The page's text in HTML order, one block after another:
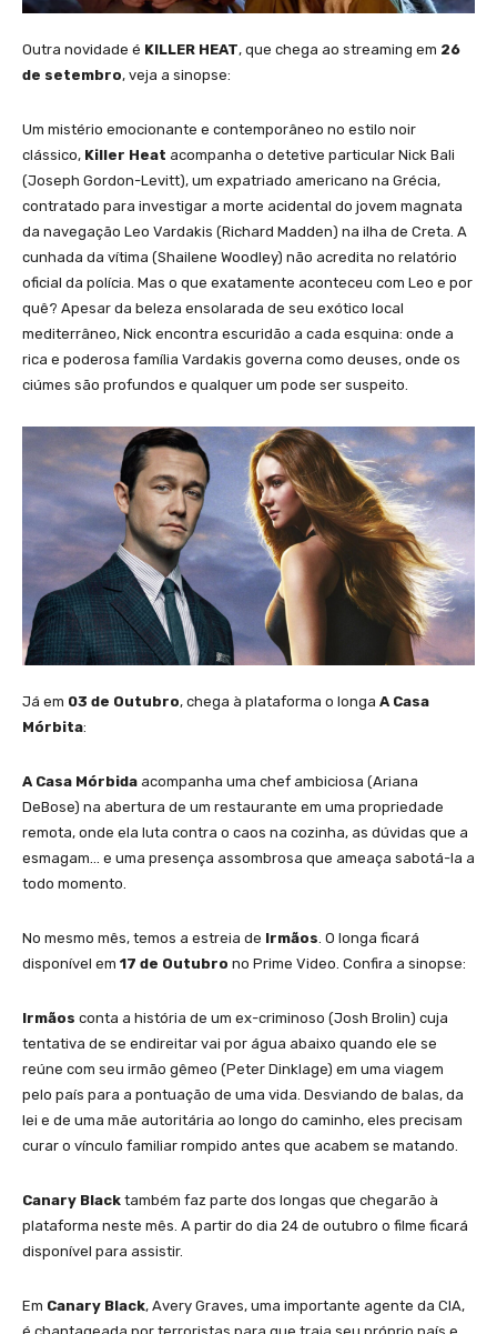
Outra novidade é KILLER HEAT, que chega ao streaming em 26
de setembro, veja a sinopse:
Um mistério emocionante e contemporâneo no estilo noir
clássico, Killer Heat acompanha o detetive particular Nick Bali
(Joseph Gordon-Levitt), um expatriado americano na Grécia,
contratado para investigar a morte acidental do jovem magnata
da navegação Leo Vardakis (Richard Madden) na ilha de Creta. A
cunhada da vítima (Shailene Woodley) não acredita no relatório
oficial da polícia. Mas o que exatamente aconteceu com Leo e por
quê? Apesar da beleza ensolarada de seu exótico local
mediterrâneo, Nick encontra escuridão a cada esquina: onde a
rica e poderosa família Vardakis governa como deuses, onde os
ciúmes são profundos e qualquer um pode ser suspeito.
Já em 03 de Outubro, chega à plataforma o longa A Casa
Mórbita:
A Casa Mórbida acompanha uma chef ambiciosa (Ariana
DeBose) na abertura de um restaurante em uma propriedade
remota, onde ela luta contra o caos na cozinha, as dúvidas que a
esmagam… e uma presença assombrosa que ameaça sabotá-la a
todo momento.
No mesmo mês, temos a estreia de Irmãos . O longa ficará
disponível em 17 de Outubro no Prime Video. Confira a sinopse:
Irmãos conta a história de um ex-criminoso (Josh Brolin) cuja
tentativa de se endireitar vai por água abaixo quando ele se
reúne com seu irmão gêmeo (Peter Dinklage) em uma viagem
pelo país para a pontuação de uma vida. Desviando de balas, da
lei e de uma mãe autoritária ao longo do caminho, eles precisam
curar o vínculo familiar rompido antes que acabem se matando.
Canary Black também faz parte dos longas que chegarão à
plataforma neste mês. A partir do dia 24 de outubro o filme ficará
disponível para assistir.
Em Canary Black, Avery Graves, uma importante agente da CIA,